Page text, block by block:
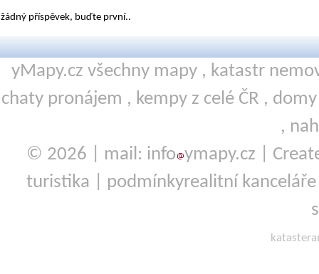
žádný příspěvek, buďte první..
yMapy.cz všechny mapy , katastr
chaty pronájem , kempy z celé ČR ,
,
© 2026 | mail: info ymapy.cz |
turistika
podmínkyrealitní